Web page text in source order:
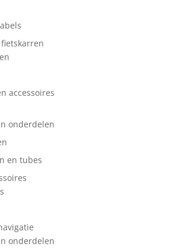
accessoires
onderdelen
en tubes
onderdelen